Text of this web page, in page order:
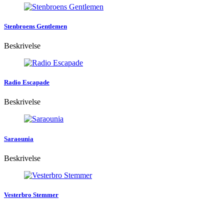
Stenbroens Gentlemen
Beskrivelse
Radio Escapade
Beskrivelse
Saraounia
Beskrivelse
Vesterbro Stemmer